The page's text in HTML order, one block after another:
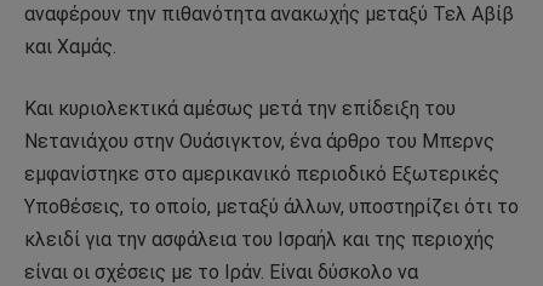
αναφέρουν την πιθανότητα ανακωχής μεταξύ Τελ Αβίβ
και Χαμάς.
Και κυριολεκτικά αμέσως μετά την επίδειξη του
Νετανιάχου στην Ουάσιγκτον, ένα άρθρο του Μπερνς
εμφανίστηκε στο αμερικανικό περιοδικό Εξωτερικές
Υποθέσεις, το οποίο, μεταξύ άλλων, υποστηρίζει ότι το
κλειδί για την ασφάλεια του Ισραήλ και της περιοχής
είναι οι σχέσεις με το Ιράν. Είναι δύσκολο να